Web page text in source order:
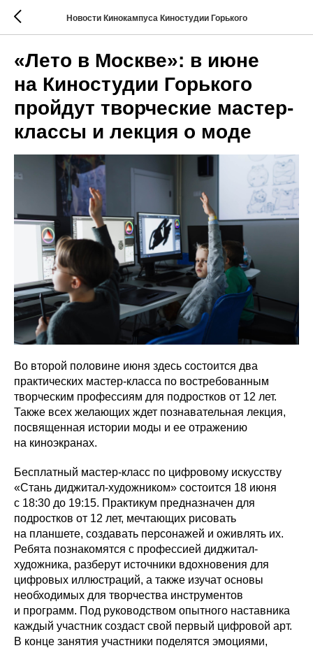
Новости Кинокампуса Киностудии Горького
«Лето в Москве»: в июне
на Киностудии Горького
пройдут творческие мастер-
классы и лекция о моде
Во второй половине июня здесь состоится два
практических мастер-класса по востребованным
творческим профессиям для подростков от 12 лет.
Также всех желающих ждет познавательная лекция,
посвященная истории моды и ее отражению
на киноэкранах.
Бесплатный мастер-класс по цифровому искусству
«Стань диджитал-художником» состоится 18 июня
с 18:30 до 19:15. Практикум предназначен для
подростков от 12 лет, мечтающих рисовать
на планшете, создавать персонажей и оживлять их.
Ребята познакомятся с профессией диджитал-
художника, разберут источники вдохновения для
цифровых иллюстраций, а также изучат основы
необходимых для творчества инструментов
и программ. Под руководством опытного наставника
каждый участник создаст свой первый цифровой арт.
В конце занятия участники поделятся эмоциями,